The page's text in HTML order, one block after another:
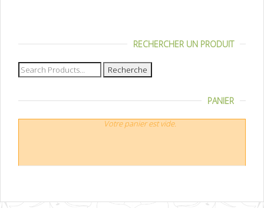
RECHERCHER UN PRODUIT
Recherche
pour :
PANIER
Votre panier est vide.